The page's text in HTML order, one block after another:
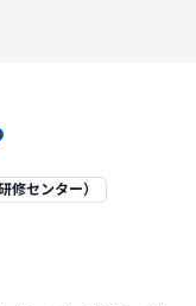
修センター）